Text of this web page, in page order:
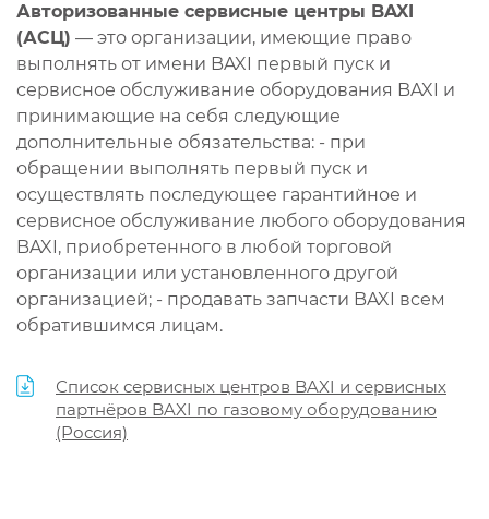
Авторизованные сервисные центры BAXI
(АСЦ) — это организации, имеющие право
выполнять от имени BAXI первый пуск и
сервисное обслуживание оборудования BAXI и
принимающие на себя следующие
дополнительные обязательства: - при
обращении выполнять первый пуск и
осуществлять последующее гарантийное и
сервисное обслуживание любого оборудования
BAXI, приобретенного в любой торговой
организации или установленного другой
организацией; - продавать запчасти BAXI всем
обратившимся лицам.
Список сервисных центров BAXI и сервисных
партнёров BAXI по газовому оборудованию
(Россия)